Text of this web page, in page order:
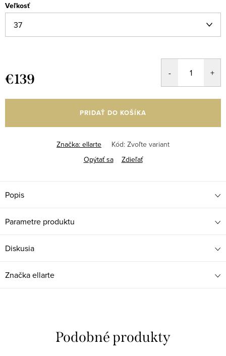
Veľkosť
€139
cena:
PRIDAŤ DO KOŠÍKA
Značka: ellarte Kód: Zvoľte variant
Opýtať sa
Zdieľať
Popis
Parametre produktu
Diskusia
Značkaellarte